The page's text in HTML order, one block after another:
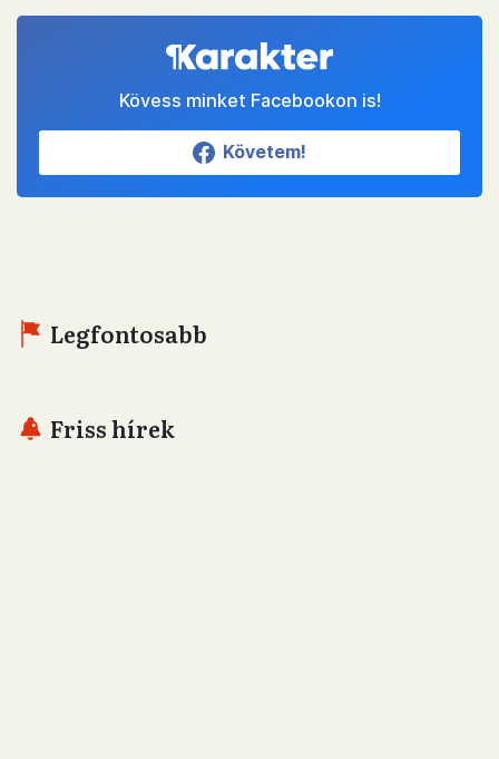
Kövess minket Facebookon is!
Követem!
Legfontosabb
Friss hírek